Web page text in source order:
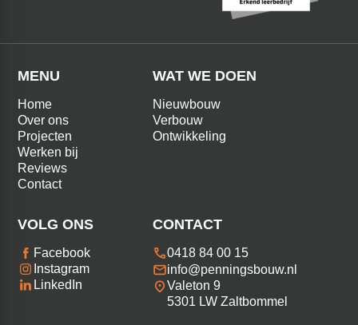
MENU
Home
Over ons
Projecten
Werken bij
Reviews
Contact
WAT WE DOEN
Nieuwbouw
Verbouw
Ontwikkeling
VOLG ONS
Facebook
Instagram
LinkedIn
CONTACT
0418 84 00 15
info@penningsbouw.nl
Valeton 9
5301 LW Zaltbommel